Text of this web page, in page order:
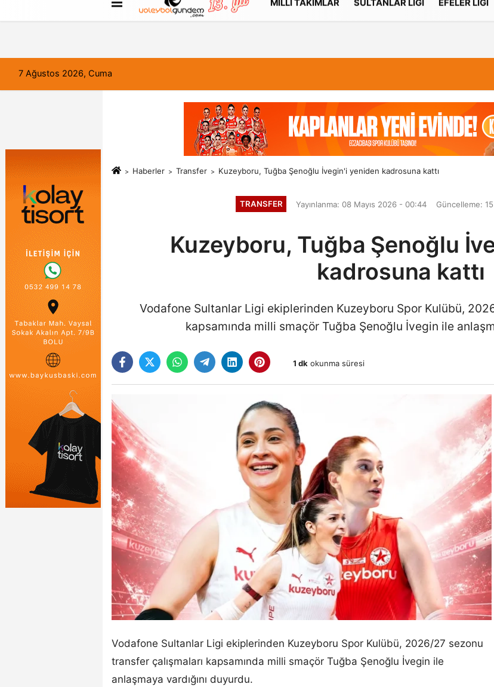
FORUM Haber Gönder Künye
MILLI TAKIMLAR SULTANLAR LIGI EFELER LIGI
7 Ağustos 2026, Cuma
Haberler Transfer Kuzeyboru, Tuğba Şenoğlu İvegin'i yeniden kadrosuna kattı
TRANSFER Yayınlanma: 08 Mayıs 2026 - 00:44 Güncelleme:
Kuzeyboru, Tuğba Şenoğlu
kadrosuna kattı
Vodafone Sultanlar Ligi ekiplerinden Kuzeyboru Spor Kulübü,
kapsamında milli smaçör Tuğba Şenoğlu İvegin ile
1 dk okunma süresi
Vodafone Sultanlar Ligi ekiplerinden Kuzeyboru Spor Kulübü, 2026/27 sezonu
transfer çalışmaları kapsamında milli smaçör Tuğba Şenoğlu İvegin ile
anlaşmaya vardığını duyurdu.